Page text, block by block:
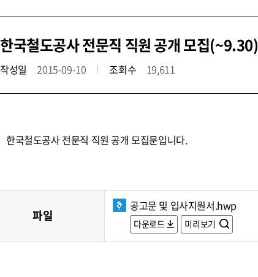
한국철도공사 전문직 직원 공개 모집(~9.30)
작성일 2015-09-10 조회수 19,611
한국철도공사 전문직 직원 공개 모집문입니다.
파일
공고문 및 입사지원서.hwp
다운로드 미리보기